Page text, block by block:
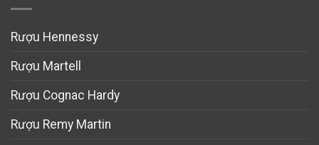
Rượu Hennessy
Rượu Martell
Rượu Cognac Hardy
Rượu Remy Martin